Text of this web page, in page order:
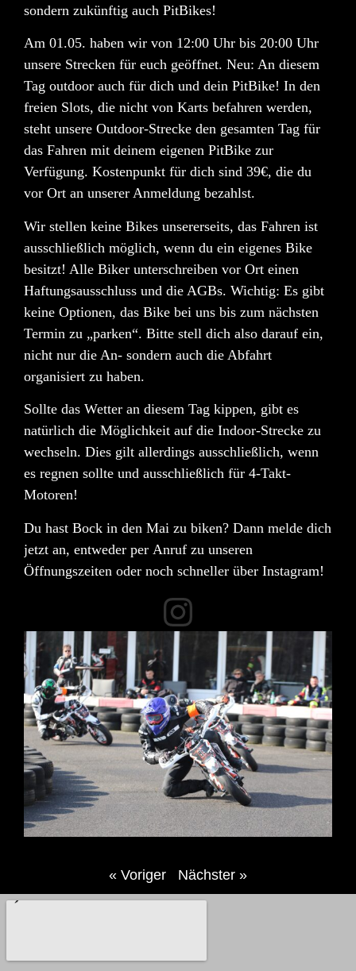
sondern zukünftig auch PitBikes!
Am 01.05. haben wir von 12:00 Uhr bis 20:00 Uhr
unsere Strecken für euch geöffnet. Neu: An diesem
Tag outdoor auch für dich und dein PitBike! In den
freien Slots, die nicht von Karts befahren werden,
steht unsere Outdoor-Strecke den gesamten Tag für
das Fahren mit deinem eigenen PitBike zur
Verfügung. Kostenpunkt für dich sind 39€, die du
vor Ort an unserer Anmeldung bezahlst.
Wir stellen keine Bikes unsererseits, das Fahren ist
ausschließlich möglich, wenn du ein eigenes Bike
besitzt! Alle Biker unterschreiben vor Ort einen
Haftungsausschluss und die AGBs. Wichtig: Es gibt
keine Optionen, das Bike bei uns bis zum nächsten
Termin zu „parken“. Bitte stell dich also darauf ein,
nicht nur die An- sondern auch die Abfahrt
organisiert zu haben.
Sollte das Wetter an diesem Tag kippen, gibt es
natürlich die Möglichkeit auf die Indoor-Strecke zu
wechseln. Dies gilt allerdings ausschließlich, wenn
es regnen sollte und ausschließlich für 4-Takt-
Motoren!
Du hast Bock in den Mai zu biken? Dann melde dich
jetzt an, entweder per Anruf zu unseren
Öffnungszeiten oder noch schneller über Instagram!
« Voriger Nächster »